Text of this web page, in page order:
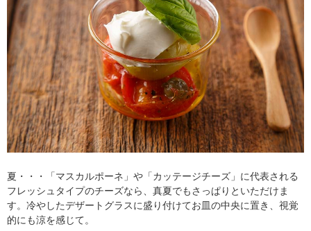
夏・・・「マスカルポーネ」や「カッテージチーズ」に代表される
フレッシュタイプのチーズなら、真夏でもさっぱりといただけま
す。冷やしたデザートグラスに盛り付けてお皿の中央に置き、視覚
的にも涼を感じて。